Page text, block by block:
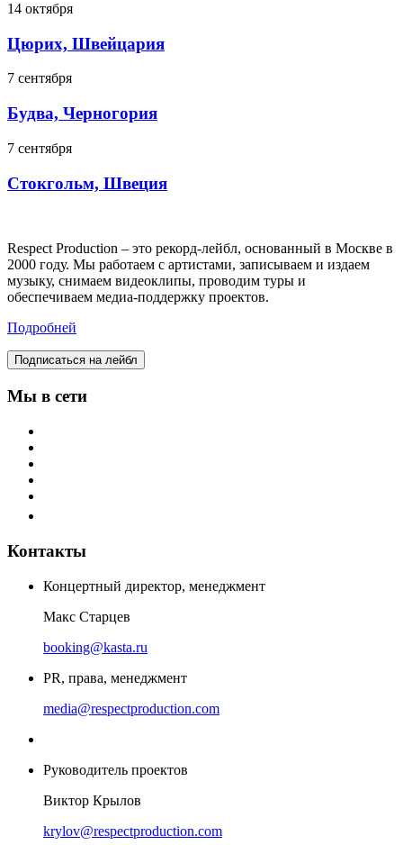
14 октября
Цюрих, Швейцария
7 сентября
Будва, Черногория
7 сентября
Стокгольм, Швеция
Respect Production – это рекорд-лейбл, основанный в Москве в
2000 году. Мы работаем с артистами, записываем и издаем
музыку, снимаем видеоклипы, проводим туры и
обеспечиваем медиа-поддержку проектов.
Подробней
Подписаться на лейбл
Мы в сети
Контакты
Концертный директор, менеджмент
Макс Старцев
booking@kasta.ru
PR, права, менеджмент
media@respectproduction.com
Руководитель проектов
Виктор Крылов
krylov@respectproduction.com